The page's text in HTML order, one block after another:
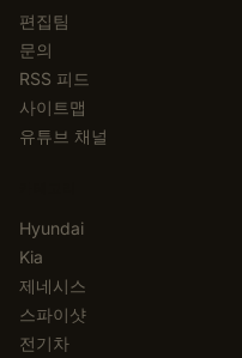
편집팀
문의
RSS 피드
사이트맵
유튜브 채널
Hyundai
Kia
제네시스
스파이샷
전기차